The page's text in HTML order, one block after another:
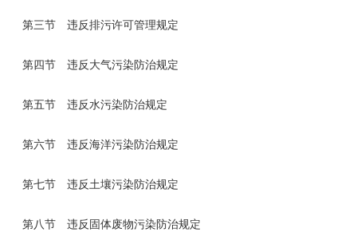
第三节 违反排污许可管理规定
第四节 违反大气污染防治规定
第五节 违反水污染防治规定
第六节 违反海洋污染防治规定
第七节 违反土壤污染防治规定
第八节 违反固体废物污染防治规定